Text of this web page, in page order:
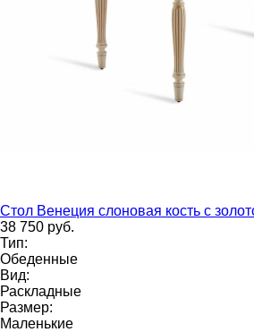
Стол Венеция слоновая кость с
38 750 руб.
Тип:
Обеденные
Вид:
Раскладные
Размер:
Маленькие